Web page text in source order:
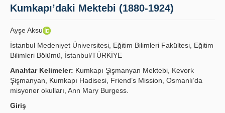
İlkeler
Kılavuzlar
Kumkapı’daki Mektebi (1880-1924)
Ayşe Aksu
İstanbul Medeniyet Üniversitesi, Eğitim Bilimleri Fakültesi, Eğitim
Bilimleri Bölümü, İstanbul/TÜRKİYE
Anahtar Kelimeler: Kumkapı Şişmanyan Mektebi, Kevork
Şişmanyan, Kumkapı Hadisesi, Friend’s Mission, Osmanlı’da
misyoner okulları, Ann Mary Burgess.
Giriş